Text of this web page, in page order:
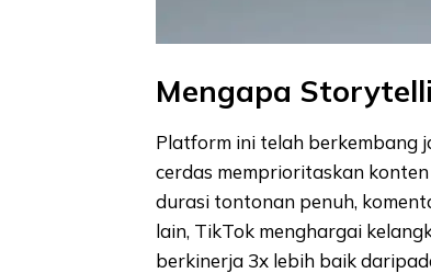
Mengapa
Platform ini telah berkembang
cerdas memprioritaskan
durasi tontonan penuh,
lain, TikTok menghargai
berkinerja 3x lebih baik